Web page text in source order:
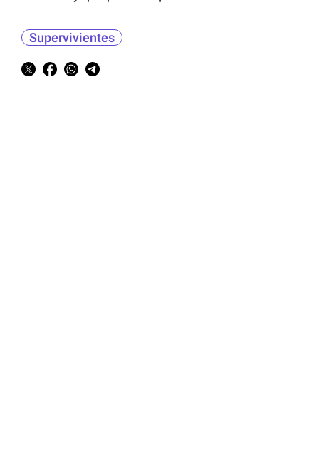
Supervivientes